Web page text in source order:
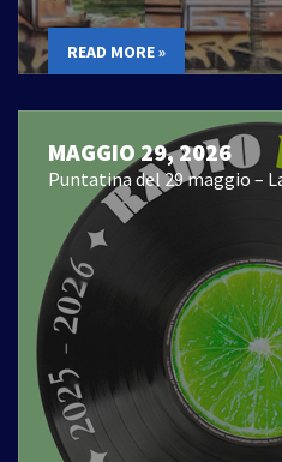
READ MORE »
MAGGIO 29, 2026
Puntatina del 29 maggio –